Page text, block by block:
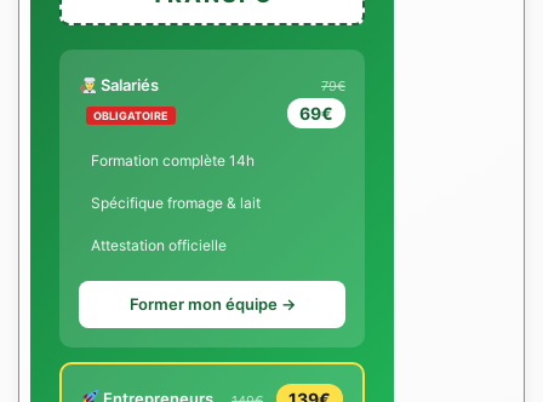
Salariés
OBLIGATOIRE
79€
69€
Formation complète 14h
Spécifique fromage & lait
Attestation officielle
Former mon équipe →